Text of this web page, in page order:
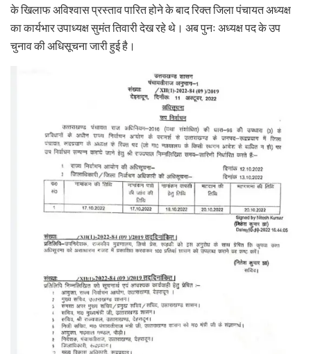
के खिलाफ अविश्वास प्रस्ताव पारित होने के बाद रिक्त जिला पंचायत अध्यक्ष
का कार्यभार उपाध्यक्ष सुमंत तिवारी देख रहे थे। अब पुनः अध्यक्ष पद के उप
चुनाव की अधिसूचना जारी हुई है।